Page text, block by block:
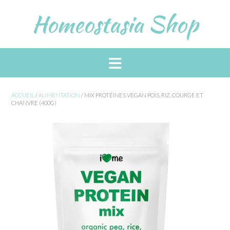
Homeostasia Shop
ACCUEIL /ALIMENTATION / MIX PROTÉINES VEGAN POIS, RIZ, COURGE ET
CHANVRE (400G)